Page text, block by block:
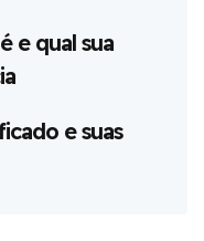
e qual sua
e suas